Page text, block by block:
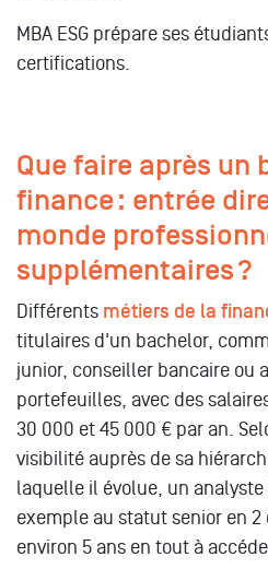
MBA ESG prépare ses
certifications.
Que faire après un
finance : entrée
monde
supplémentaires ?
Différents métiers de la
titulaires d'un bachelor,
junior, conseiller bancaire ou
portefeuilles, avec des
30 000 et 45 000 € par an.
visibilité auprès de sa
laquelle il évolue, un
exemple au statut senior en
environ 5 ans en tout à